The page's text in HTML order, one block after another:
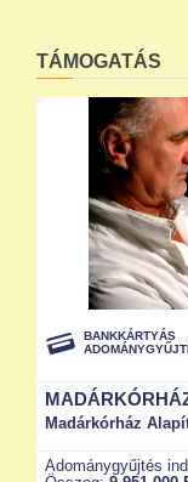
TÁMOGATÁS